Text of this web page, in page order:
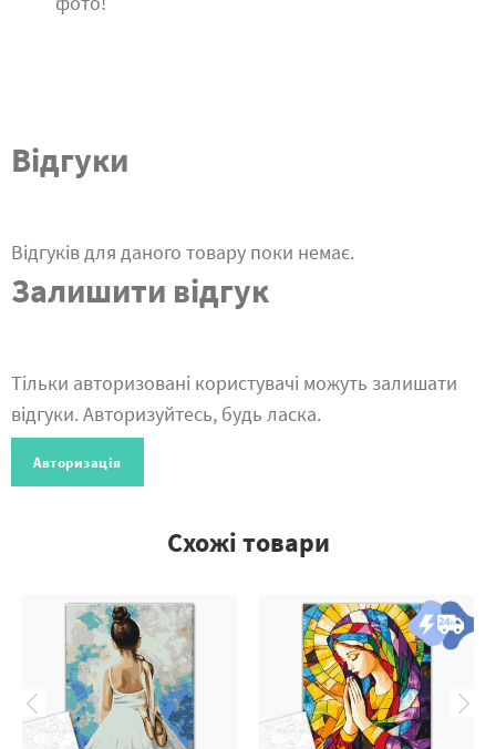
Відгуки
Відгуків для даного товару поки немає.
Залишити відгук
Тільки авторизовані користувачі можуть залишати
відгуки. Авторизуйтесь, будь ласка.
Авторизація
Схожі товари